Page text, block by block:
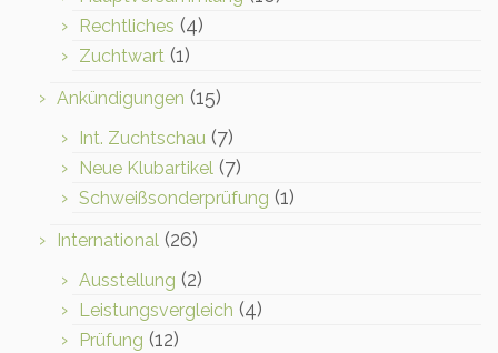
Rechtliches (4)
Zuchtwart (1)
Ankündigungen (15)
Int. Zuchtschau (7)
Neue Klubartikel (7)
Schweißsonderprüfung (1)
International (26)
Ausstellung (2)
Leistungsvergleich (4)
Prüfung (12)